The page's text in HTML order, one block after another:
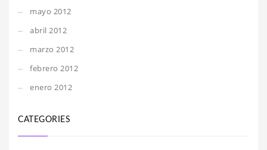
mayo 2012
abril 2012
marzo 2012
febrero 2012
enero 2012
CATEGORIES